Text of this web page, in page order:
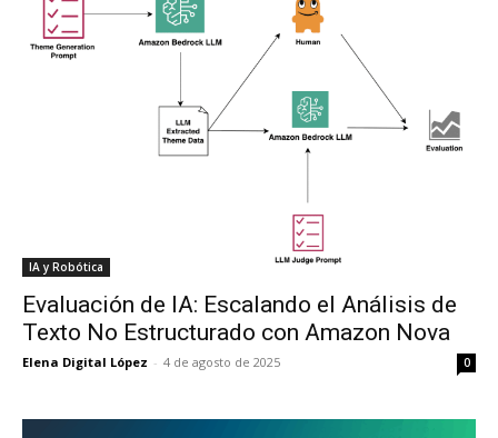
IA y Robótica
Evaluación de IA: Escalando el Análisis de
Texto No Estructurado con Amazon Nova
Elena Digital López - 4 de agosto de 2025 0